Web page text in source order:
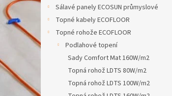
Sálavé panely ECOSUN průmyslové
Topné kabely ECOFLOOR
Topné rohože ECOFLOOR
Podlahové topení
Sady Comfort Mat 160W/m2
Topná rohož LDTS 80W/m2
Topná rohož LDTS 100W/m2